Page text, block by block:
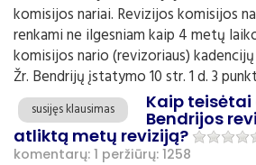
komisijos nariai. Revizijos komisijos
renkami ne ilgesniam kaip 4 metų
komisijos nario (revizoriaus)
Žr. Bendrijų įstatymo 10 str. 1 d. 3
susijęs klausimas Kaip
Bendrijos
atliktą metų reviziją?
komentarų: 1 peržiūrų: 1258